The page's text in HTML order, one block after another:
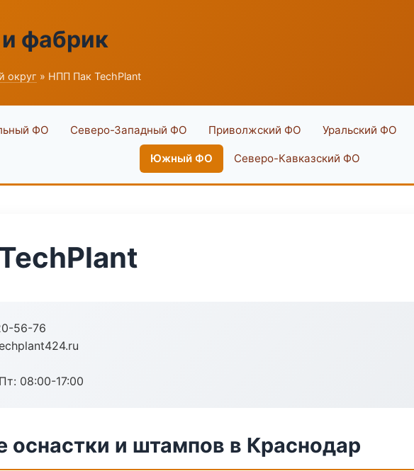
фабрик
округ » НПП Пак TechPlant
ФО Северо-Западный ФО Приволжский ФО Уральский ФО
Южный ФО Северо-Кавказский ФО
56-76
08:00-17:00
оснастки и штампов в Краснодар